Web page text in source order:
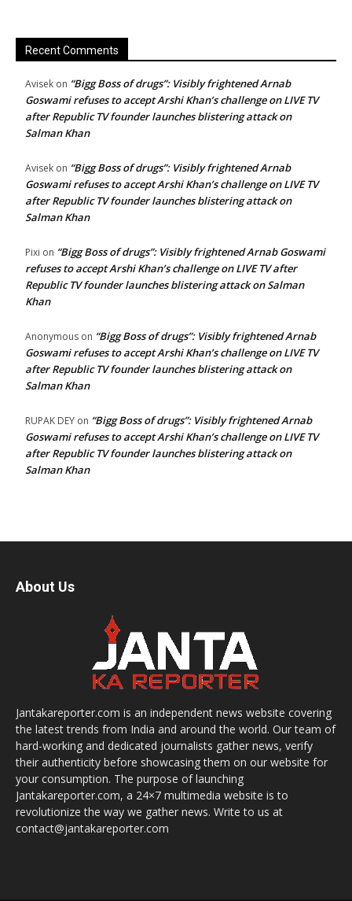
Recent Comments
Avisek on “Bigg Boss of drugs”: Visibly frightened Arnab
Goswami refuses to accept Arshi Khan’s challenge on LIVE TV
after Republic TV founder launches blistering attack on
Salman Khan
Avisek on “Bigg Boss of drugs”: Visibly frightened Arnab
Goswami refuses to accept Arshi Khan’s challenge on LIVE TV
after Republic TV founder launches blistering attack on
Salman Khan
Pixi on “Bigg Boss of drugs”: Visibly frightened Arnab Goswami
refuses to accept Arshi Khan’s challenge on LIVE TV after
Republic TV founder launches blistering attack on Salman
Khan
Anonymous on “Bigg Boss of drugs”: Visibly frightened Arnab
Goswami refuses to accept Arshi Khan’s challenge on LIVE TV
after Republic TV founder launches blistering attack on
Salman Khan
RUPAK DEY on “Bigg Boss of drugs”: Visibly frightened Arnab
Goswami refuses to accept Arshi Khan’s challenge on LIVE TV
after Republic TV founder launches blistering attack on
Salman Khan
About Us
Jantakareporter.com is an independent news website covering
the latest trends from India and around the world. Our team of
hard-working and dedicated journalists gather news, verify
their authenticity before showcasing them on our website for
your consumption. The purpose of launching
Jantakareporter.com, a 24×7 multimedia website is to
revolutionize the way we gather news. Write to us at
contact@jantakareporter.com